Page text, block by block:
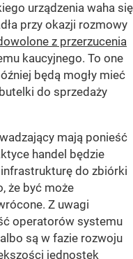
urządzenia waha się
przy okazji rozmowy
z przerzucenia
kaucyjnego. To one
będą mogły mieć
do sprzedaży
mają ponieść
handel będzie
do zbiórki
że być może
Z uwagi
operatorów systemu
są w fazie rozwoju
jednostek